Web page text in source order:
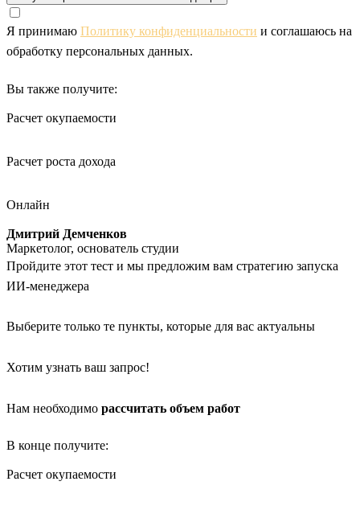
Я принимаю Политику конфиденциальности и соглашаюсь на
обработку персональных данных.
Вы также получите:
Расчет окупаемости
Расчет роста дохода
Онлайн
Дмитрий Демченков
Маркетолог, основатель студии
Пройдите этот тест и мы предложим вам стратегию запуска
ИИ-менеджера
Выберите только те пункты, которые для вас актуальны
Хотим узнать ваш запрос!
Нам необходимо рассчитать объем работ
В конце получите:
Расчет окупаемости